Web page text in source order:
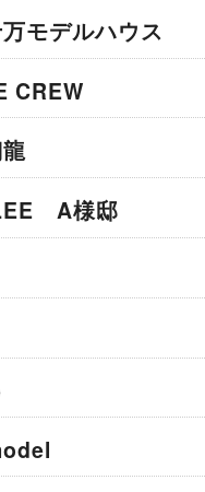
モデルハウス
CREW
A様邸